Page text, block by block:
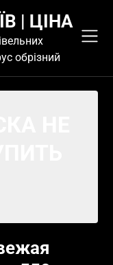
| ЦІНА
обрізний